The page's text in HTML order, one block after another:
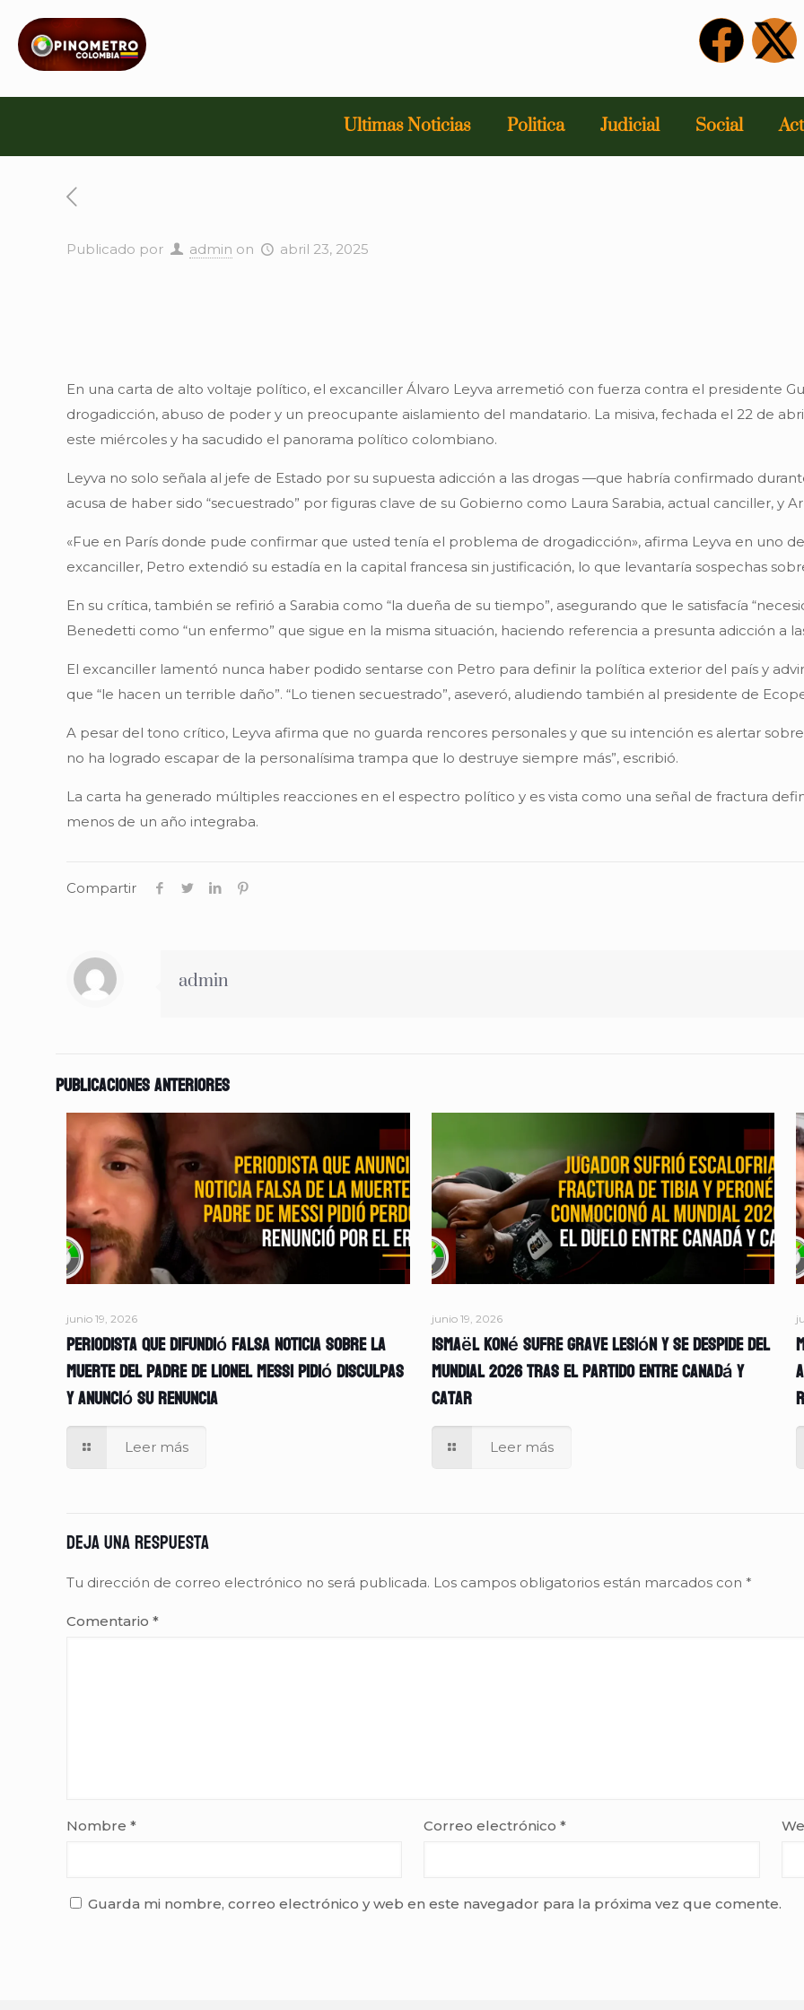
Ultimas Noticias Politica Judicial Social
Publicado por admin on abril 23, 2025
En una carta de alto voltaje político, el excanciller Álvaro Leyva arremetió con fuerza contra el presidente
drogadicción, abuso de poder y un preocupante aislamiento del mandatario. La misiva, fechada el 22 de
este miércoles y ha sacudido el panorama político colombiano.
Leyva no solo señala al jefe de Estado por su supuesta adicción a las drogas —que habría confirmado
acusa de haber sido “secuestrado” por figuras clave de su Gobierno como Laura Sarabia, actual canciller, y
«Fue en París donde pude confirmar que usted tenía el problema de drogadicción», afirma Leyva en uno
excanciller, Petro extendió su estadía en la capital francesa sin justificación, lo que levantaría sospechas
En su crítica, también se refirió a Sarabia como “la dueña de su tiempo”, asegurando que le satisfacía
Benedetti como “un enfermo” que sigue en la misma situación, haciendo referencia a presunta adicción a
El excanciller lamentó nunca haber podido sentarse con Petro para definir la política exterior del país y
que “le hacen un terrible daño”. “Lo tienen secuestrado”, aseveró, aludiendo también al presidente de
A pesar del tono crítico, Leyva afirma que no guarda rencores personales y que su intención es alertar
no ha logrado escapar de la personalísima trampa que lo destruye siempre más”, escribió.
La carta ha generado múltiples reacciones en el espectro político y es vista como una señal de fractura
menos de un año integraba.
Compartir
admin
Publicaciones anteriores
junio 19, 2026
Periodista que difundió falsa noticia sobre la
muerte del padre de Lionel Messi pidió disculpas
y anunció su renuncia
Leer más
junio 19, 2026
Ismaël Koné sufre grave lesión y se despide del
Mundial 2026 tras el partido entre Canadá y
Catar
Leer más
Deja una respuesta
Tu dirección de correo electrónico no será publicada. Los campos obligatorios están marcados con *
Comentario *
Nombre * Correo electrónico*
Guarda mi nombre, correo electrónico y web en este navegador para la próxima vez que comente.